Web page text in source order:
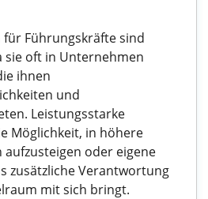
Führungskräfte sind
sie oft in Unternehmen
ihnen
und
Leistungsstarke
Möglichkeit, in höhere
oder eigene
zusätzliche Verantwortung
mit sich bringt.